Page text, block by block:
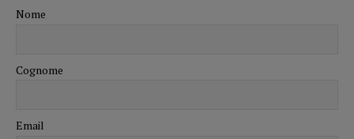
Nome
Cognome
Email